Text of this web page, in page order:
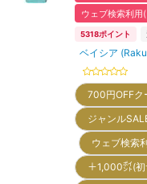
ウェブ検索利用
5318ポイント
ベイシア
700円OFFク
ジャンル
ウェブ検索
＋1,000㌽(